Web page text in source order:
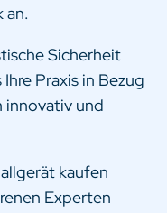
an.
Sicherheit
Praxis in Bezug
innovativ und
kaufen
Experten